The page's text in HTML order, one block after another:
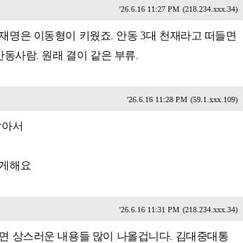
'26.6.16 11:27 PM (218.234.xxx.34)
명은 이동형이 키웠죠. 안동 3대 천재라고 떠들면
사람. 원래 결이 같은 부류.
'26.6.16 11:28 PM (59.1.xxx.109)
서
해요
'26.6.16 11:31 PM (218.234.xxx.34)
상스러운 내용들 많이 나올겁니다. 김대중대통